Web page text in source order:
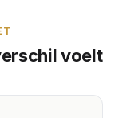
voelt